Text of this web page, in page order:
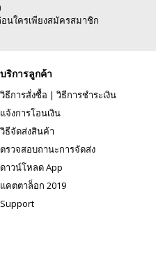
นใครเพียงสมัครสมาชิก
บริการลูกค้า
วิธีการสั่งซื้อ | วิธีการชำระเงิน
แจ้งการโอนเงิน
วิธีจัดส่งสินค้า
ตรวจสอบถานะการจัดส่ง
ดาวน์โหลด App
แคตตาล็อก 2019
Support